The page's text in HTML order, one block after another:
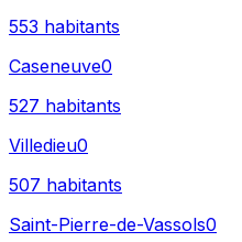
553 habitants
Caseneuve0
527 habitants
Villedieu0
507 habitants
Saint-Pierre-de-Vassols0